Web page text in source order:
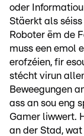
oder
Stäerkt als
Roboter ëm de
muss een emol
erofzéien, fir
stécht virun
Beweegungen
ass an sou eng
Gamer liwwert.
an der Stad,